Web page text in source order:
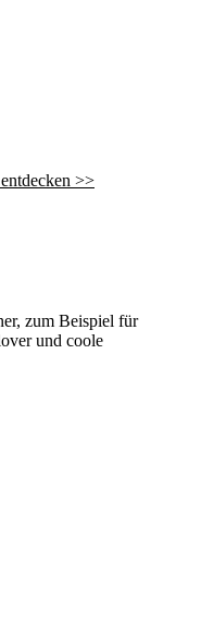
>>
zum Beispiel für
und coole